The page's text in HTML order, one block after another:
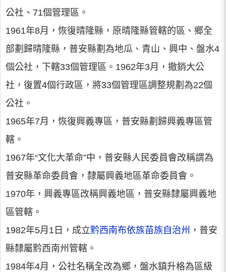
公社、71個管理區。
1961年8月，恢復晴隆縣，原晴隆縣管轄的區、鄉全
部劃歸晴隆縣，普安縣劃為地瓜、青山、興中、盤水4
個公社，下轄33個管理區。1962年3月，撤銷大公
社，復置4個行政區，將33個管理區調整規劃為22個
公社。
1965年7月，恢復興義專區，普安縣劃歸興義專區管
轄。
1967年“文化大革命”中，普安縣人民委員會改稱謂為
普安縣革命委員會，隸屬興義地區革命委員會。
1970年，興義專區改稱興義地區，普安縣隸屬興義地
區管轄。
1982年5月1日，成立黔西南布依族苗族自治州 ，普安
縣隸屬黔西南州管轄。
1984年4月，公社名稱全改為鄉，盤水鎮升格為區級